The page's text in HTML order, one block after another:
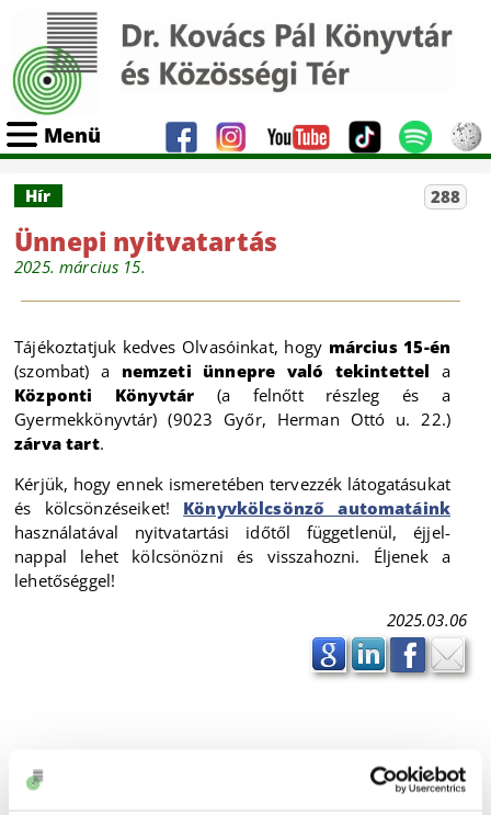
Menü
288
Hír
Ünnepi nyitvatartás
2025. március 15.
Tájékoztatjuk kedves Olvasóinkat, hogy március 15-én
(szombat) a nemzeti ünnepre való tekintettel a
Központi Könyvtár (a felnőtt részleg és a
Gyermekkönyvtár) (9023 Győr, Herman Ottó u. 22.)
zárva tart.
Kérjük, hogy ennek ismeretében tervezzék látogatásukat
és kölcsönzéseiket!
Könyvkölcsönző automatáink
használatával nyitvatartási időtől függetlenül, éjjel-
nappal lehet kölcsönözni és visszahozni. Éljenek a
lehetőséggel!
2025.03.06